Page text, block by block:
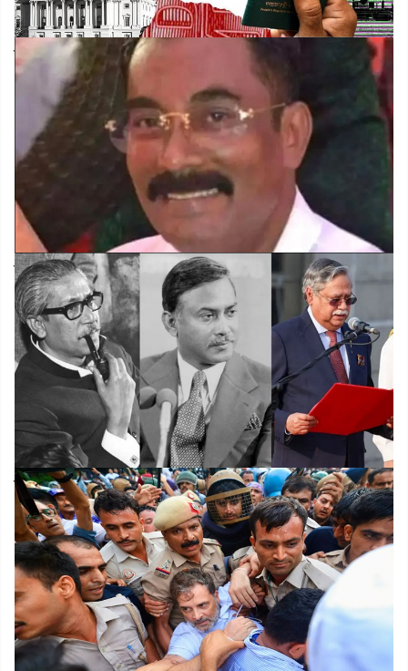
বাংলাদেশসহ ৫০ দেশের ভিসায় কড়াকড়ি যুক্তরাষ্ট্রের
বদির মেটিকুলাস ডিজাইনেই একরাম হত্যা!
বাংলাদেশে কোন কোন রাষ্ট্রপতি তাদের মেয়াদ পূর্ণ করতে
পারেননি?